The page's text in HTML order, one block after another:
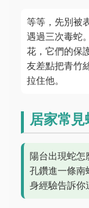
等等，先別被
遇過三次毒蛇
花，它們的保
友差點把青竹
拉住他。
居家常
陽台出現蛇怎
孔鑽進一條南
身經驗告訴你